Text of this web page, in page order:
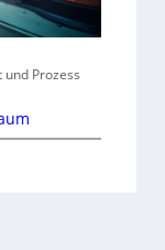
Prozess